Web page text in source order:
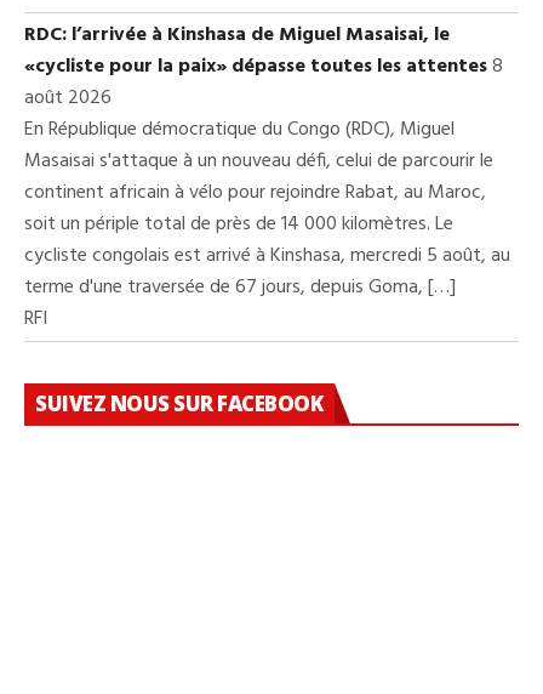
RDC: l’arrivée à Kinshasa de Miguel Masaisai, le
«cycliste pour la paix» dépasse toutes les attentes8
août 2026
En République démocratique du Congo (RDC), Miguel
Masaisai s'attaque à un nouveau défi, celui de parcourir le
continent africain à vélo pour rejoindre Rabat, au Maroc,
soit un périple total de près de 14 000 kilomètres. Le
cycliste congolais est arrivé à Kinshasa, mercredi 5 août, au
terme d'une traversée de 67 jours, depuis Goma, […]
RFI
SUIVEZ NOUS SUR FACEBOOK